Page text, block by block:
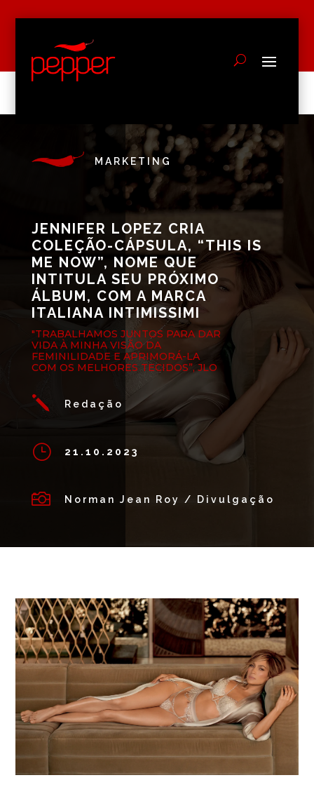
MARKETING
JENNIFER LOPEZ CRIA
COLEÇÃO-CÁPSULA, “THIS IS
ME NOW”, NOME QUE
INTITULA SEU PRÓXIMO
ÁLBUM, COM A MARCA
ITALIANA INTIMISSIMI
"TRABALHAMOS JUNTOS PARA DAR
VIDA À MINHA VISÃO DA
FEMINILIDADE E APRIMORÁ-LA
COM OS MELHORES TECIDOS”, JLO
j Redação
} 21.10.2023
 Norman Jean Roy / Divulgação